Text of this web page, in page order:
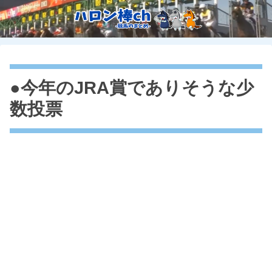
●今年のJRA賞でありそうな少
数投票